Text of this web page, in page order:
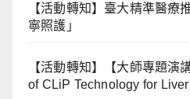
【活動轉知】臺大精準醫療
寧照護」
【活動轉知】【大師專題演
of CLiP Technology for Liver